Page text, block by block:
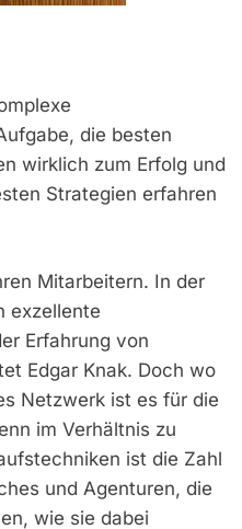
die besten
wirklich zum Erfolg und
Strategien erfahren
Mitarbeitern. In der
exzellente
Erfahrung von
Edgar Knak. Doch wo
Netzwerk ist es für die
im Verhältnis zu
ist die Zahl
und Agenturen, die
wie sie dabei